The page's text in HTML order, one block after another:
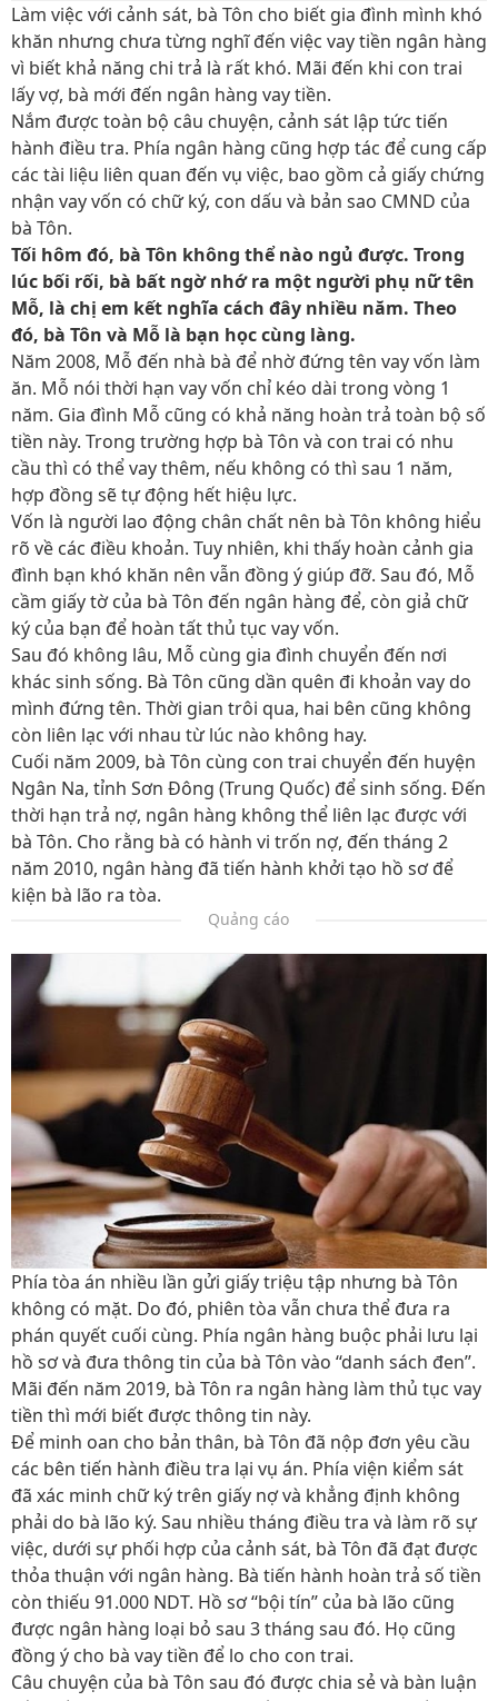
Làm việc với cảnh sát, bà Tôn cho biết gia đình mình khó
khăn nhưng chưa từng nghĩ đến việc vay tiền ngân hàng
vì biết khả năng chi trả là rất khó. Mãi đến khi con trai
lấy vợ, bà mới đến ngân hàng vay tiền.
Nắm được toàn bộ câu chuyện, cảnh sát lập tức tiến
hành điều tra. Phía ngân hàng cũng hợp tác để cung cấp
các tài liệu liên quan đến vụ việc, bao gồm cả giấy chứng
nhận vay vốn có chữ ký, con dấu và bản sao CMND của
bà Tôn.
Tối hôm đó, bà Tôn không thể nào ngủ được. Trong
lúc bối rối, bà bất ngờ nhớ ra một người phụ nữ tên
Mỗ, là chị em kết nghĩa cách đây nhiều năm. Theo
đó, bà Tôn và Mỗ là bạn học cùng làng.
Năm 2008, Mỗ đến nhà bà để nhờ đứng tên vay vốn làm
ăn. Mỗ nói thời hạn vay vốn chỉ kéo dài trong vòng 1
năm. Gia đình Mỗ cũng có khả năng hoàn trả toàn bộ số
tiền này. Trong trường hợp bà Tôn và con trai có nhu
cầu thì có thể vay thêm, nếu không có thì sau 1 năm,
hợp đồng sẽ tự động hết hiệu lực.
Vốn là người lao động chân chất nên bà Tôn không hiểu
rõ về các điều khoản. Tuy nhiên, khi thấy hoàn cảnh gia
đình bạn khó khăn nên vẫn đồng ý giúp đỡ. Sau đó, Mỗ
cầm giấy tờ của bà Tôn đến ngân hàng để, còn giả chữ
ký của bạn để hoàn tất thủ tục vay vốn.
Sau đó không lâu, Mỗ cùng gia đình chuyển đến nơi
khác sinh sống. Bà Tôn cũng dần quên đi khoản vay do
mình đứng tên. Thời gian trôi qua, hai bên cũng không
còn liên lạc với nhau từ lúc nào không hay.
Cuối năm 2009, bà Tôn cùng con trai chuyển đến huyện
Ngân Na, tỉnh Sơn Đông (Trung Quốc) để sinh sống. Đến
thời hạn trả nợ, ngân hàng không thể liên lạc được với
bà Tôn. Cho rằng bà có hành vi trốn nợ, đến tháng 2
năm 2010, ngân hàng đã tiến hành khởi tạo hồ sơ để
kiện bà lão ra tòa.
Quảng cáo
Phía tòa án nhiều lần gửi giấy triệu tập nhưng bà Tôn
không có mặt. Do đó, phiên tòa vẫn chưa thể đưa ra
phán quyết cuối cùng. Phía ngân hàng buộc phải lưu lại
hồ sơ và đưa thông tin của bà Tôn vào ‘‘danh sách đen’’.
Mãi đến năm 2019, bà Tôn ra ngân hàng làm thủ tục vay
tiền thì mới biết được thông tin này.
Để minh oan cho bản thân, bà Tôn đã nộp đơn yêu cầu
các bên tiến hành điều tra lại vụ án. Phía viện kiểm sát
đã xác minh chữ ký trên giấy nợ và khẳng định không
phải do bà lão ký. Sau nhiều tháng điều tra và làm rõ sự
việc, dưới sự phối hợp của cảnh sát, bà Tôn đã đạt được
thỏa thuận với ngân hàng. Bà tiến hành hoàn trả số tiền
còn thiếu 91.000 NDT. Hồ sơ ‘‘bội tín’’ của bà lão cũng
được ngân hàng loại bỏ sau 3 tháng sau đó. Họ cũng
đồng ý cho bà vay tiền để lo cho con trai.
Câu chuyện của bà Tôn sau đó được chia sẻ và bàn luận